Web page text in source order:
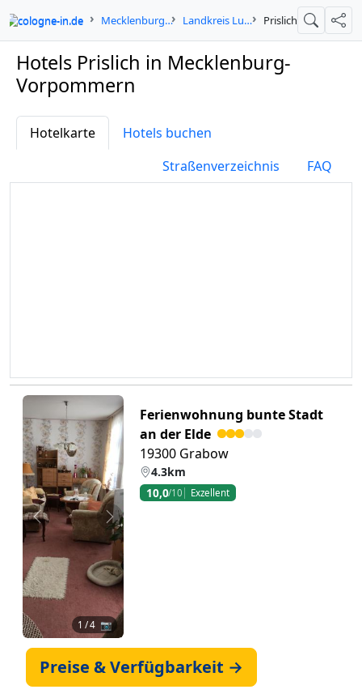
cologne-in.de Mecklenburg-Vorpommern Landkreis Ludwigslust-Parchim Prislich Suche
Hotels Prislich in Mecklenburg-
Vorpommern
Hotelkarte
Hotels buchen
Straßenverzeichnis
FAQ
Zurück Weiter
1 / 4 📷
Ferienwohnung bunte Stadt
an der Elde
19300 Grabow
4.3km
10,0/10 Exzellent
Preise & Verfügbarkeit →